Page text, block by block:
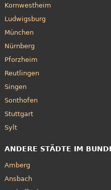
Kornwestheim
Ludwigsburg
München
Nürnberg
Pforzheim
Reutlingen
Singen
Sonthofen
Stuttgart
Sylt
ANDERE STÄDTE IM
Amberg
Ansbach